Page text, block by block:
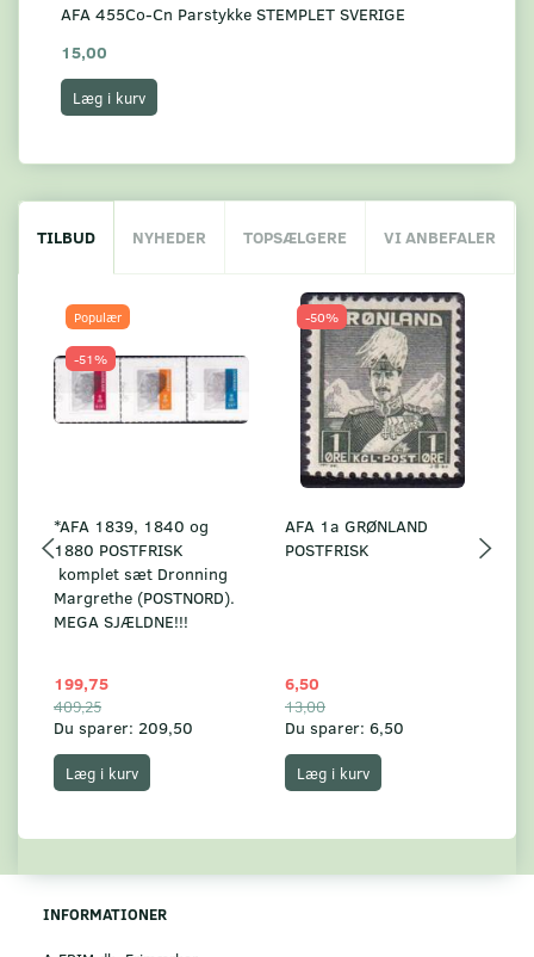
AFA 455Co-Cn Parstykke STEMPLET SVERIGE
15,00
Læg i kurv
TILBUD NYHEDER TOPSÆLGERE VI ANBEFALER
Populær
-51%
*AFA 1839, 1840 og
1880 POSTFRISK
komplet sæt Dronning
Margrethe (POSTNORD).
MEGA SJÆLDNE!!!
199,75
409,25
Du sparer: 209,50
Læg i kurv
-50%
AFA 1a GRØNLAND
POSTFRISK
6,50
13,00
Du sparer: 6,50
Læg i kurv
INFORMATIONER